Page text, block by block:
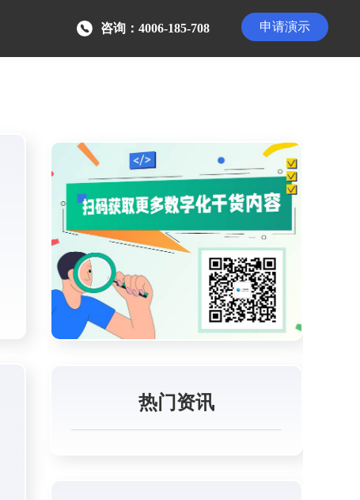
申请演示
咨询：4006-185-708
热门资讯